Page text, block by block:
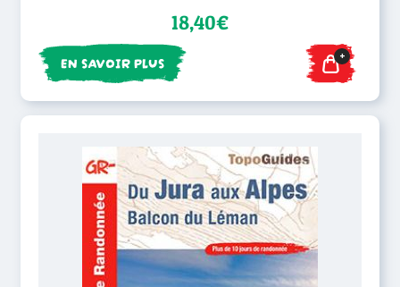
18,40€
EN SAVOIR PLUS +